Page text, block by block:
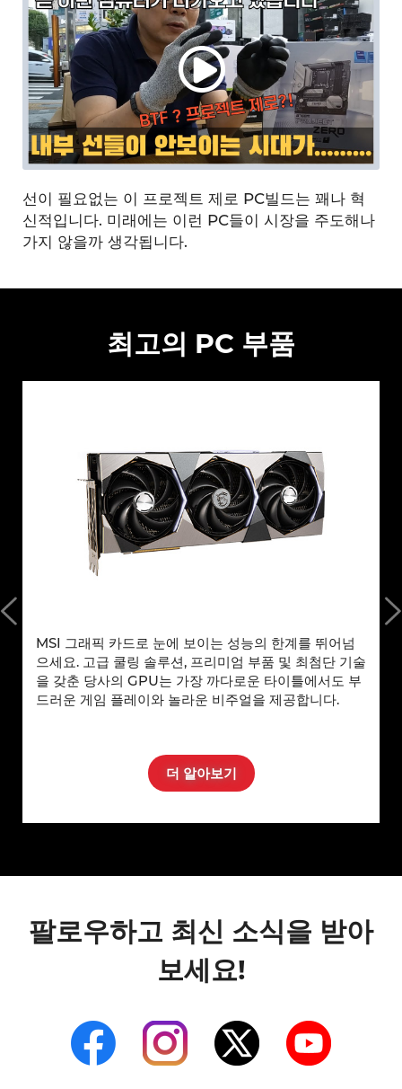
선이 필요없는 이 프로젝트 제로 PC빌드는 꽤나 혁
신적입니다. 미래에는 이런 PC들이 시장을 주도해나
가지 않을까 생각됩니다.
최고의 PC 부품
MSI 그래픽 카드로 눈에 보이는 성능의 한계를 뛰어넘
으세요. 고급 쿨링 솔루션, 프리미엄 부품 및 최첨단 기술
을 갖춘 당사의 GPU는 가장 까다로운 타이틀에서도 부
드러운 게임 플레이와 놀라운 비주얼을 제공합니다.
더 알아보기
팔로우하고 최신 소식을 받아
보세요!